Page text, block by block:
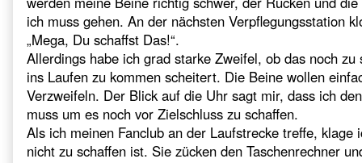
ich muss gehen. An der nächsten Verpflegungsstation
„Mega, Du schaffst Das!“.
Allerdings habe ich grad starke Zweifel, ob das noch
ins Laufen zu kommen scheitert. Die Beine wollen
Verzweifeln. Der Blick auf die Uhr sagt mir, dass ich
muss um es noch vor Zielschluss zu schaffen.
Als ich meinen Fanclub an der Laufstrecke treffe, klage
nicht zu schaffen ist. Sie zücken den Taschenrechner